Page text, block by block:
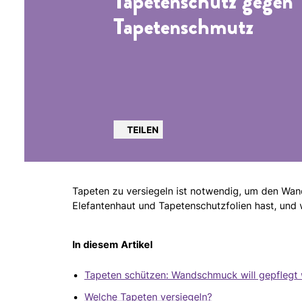
Tapetenschmutz
TEILEN
Tapeten zu versiegeln ist notwendig, um den
Elefantenhaut und Tapetenschutzfolien hast,
In diesem Artikel
Tapeten schützen: Wandschmuck will gepflegt
Welche Tapeten versiegeln?